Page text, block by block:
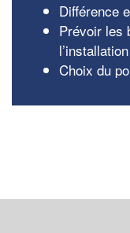
Différence
Prévoir les
Choix du